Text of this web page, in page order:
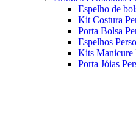
Espelho de
Kit Costura
Porta Bolsa
Espelhos
Kits Manicure
Porta Jóias